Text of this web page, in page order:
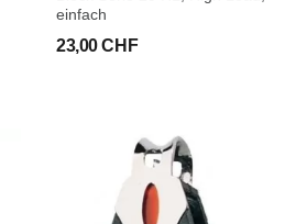
einfach
23,00 CHF